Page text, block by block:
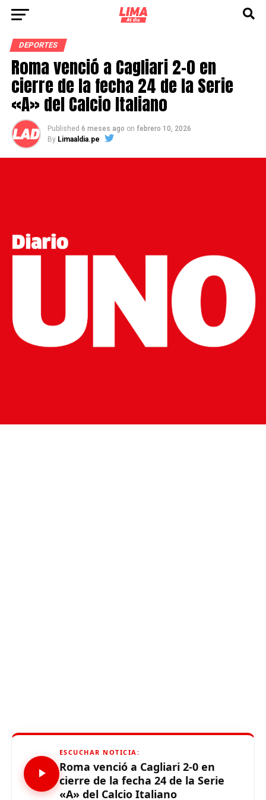
DEPORTES
Roma venció a Cagliari 2-0 en
cierre de la fecha 24 de la Serie
«A» del Calcio Italiano
Published 6 meses ago on febrero 10, 2026
By Limaaldia.pe
ESCUCHAR NOTICIA:
Roma venció a Cagliari 2-0 en
cierre de la fecha 24 de la Serie
«A» del Calcio Italiano